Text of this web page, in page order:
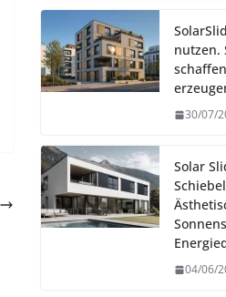
nutzen.
30/07/
Solar
04/06/